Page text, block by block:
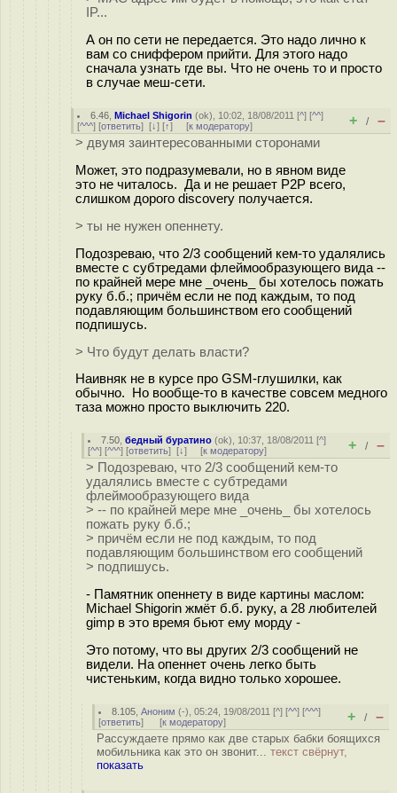
IP...
А он по сети не передается. Это надо лично к
вам со сниффером прийти. Для этого надо
сначала узнать где вы. Что не очень то и просто
в случае меш-сети.
6.46 ,Michael Shigorin (ok), 10:02, 18/08/2011 [^] [^^]
[^^^] [ответить] [↓] [↑] [к модератору] + / –
> двумя заинтересованными сторонами
Может, это подразумевали, но в явном виде
это не читалось. Да и не решает P2P всего,
слишком дорого discovery получается.
> ты не нужен опеннету.
Подозреваю, что 2/3 сообщений кем-то удалялись
вместе с субтредами флеймообразующего вида --
по крайней мере мне _очень_ бы хотелось пожать
руку б.б.; причём если не под каждым, то под
подавляющим большинством его сообщений
подпишусь.
> Что будут делать власти?
Наивняк не в курсе про GSM-глушилки, как
обычно. Но вообще-то в качестве совсем медного
таза можно просто выключить 220.
7.50 ,бедный буратино (ok), 10:37, 18/08/2011 [^]
[^^] [^^^] [ответить] [↓] [к модератору] + / –
> Подозреваю, что 2/3 сообщений кем-то
удалялись вместе с субтредами
флеймообразующего вида
> -- по крайней мере мне _очень_ бы хотелось
пожать руку б.б.;
> причём если не под каждым, то под
подавляющим большинством его сообщений
> подпишусь.
- Памятник опеннету в виде картины маслом:
Michael Shigorin жмёт б.б. руку, а 28 любителей
gimp в это время бьют ему морду -
Это потому, что вы других 2/3 сообщений не
видели. На опеннет очень легко быть
чистеньким, когда видно только хорошее.
8.105 ,Аноним (-), 05:24, 19/08/2011 [^] [^^] [^^^]
[ответить] [к модератору] + / –
Рассуждаете прямо как две старых бабки боящихся
мобильника как это он звонит... текст свёрнут,
показать